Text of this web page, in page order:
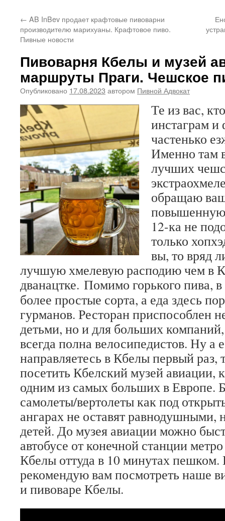
← AB InBev продает крафтовые пивоварни
производителю марихуаны. Крафтовое пиво.
Пивные новости
Пивоварня Кбелы и музей
маршруты Праги. Чешское
Опубликовано 17.08.2023 автором Пивной Адвокат
Те из вас,
инстаграм и
частенько
Именно там
лучших
обращаю
повышенную
12-ка не
только
вы, то вряд
лучшую хмелевую расподию чем в
дванацтке. Помимо горького пива,
более простые сорта, а еда здесь
гурманов. Ресторан приспособлен
детьми, но и для больших компаний,
всегда полна велосипедистов. Ну а
направляетесь в Кбелы первый раз,
посетить Кбелский музей авиации,
одним из самых больших в Европе.
самолеты/вертолеты как под
ангарах не оставят равнодушными,
детей. До музея авиации можно
автобусе от конечной станции
Кбелы оттуда в 10 минутах
рекомендую вам посмотреть наше
и пивоваре Кбелы.